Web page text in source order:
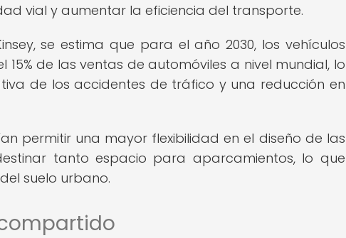
vial y aumentar la eficiencia del transporte.
se estima que para el año 2030, los vehículos
de las ventas de automóviles a nivel mundial, lo
de los accidentes de tráfico y una reducción en
permitir una mayor flexibilidad en el diseño de las
tanto espacio para aparcamientos, lo que
suelo urbano.